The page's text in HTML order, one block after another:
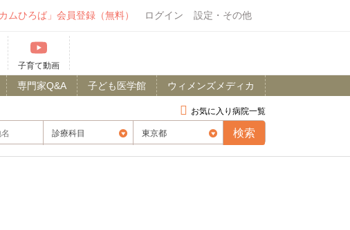
ムひろば」会員登録（無料） ログイン 設定・その他
子育て動画
ウィメンズメディカ
子ども医学館
専門家Q&A
お気に入り病院一覧